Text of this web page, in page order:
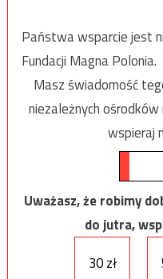
Państwa wsparcie jest
Fundacji Magna Polonia.
Masz świadomość
niezależnych
wspieraj
Uważasz, że robimy
do jutra,
30 zł